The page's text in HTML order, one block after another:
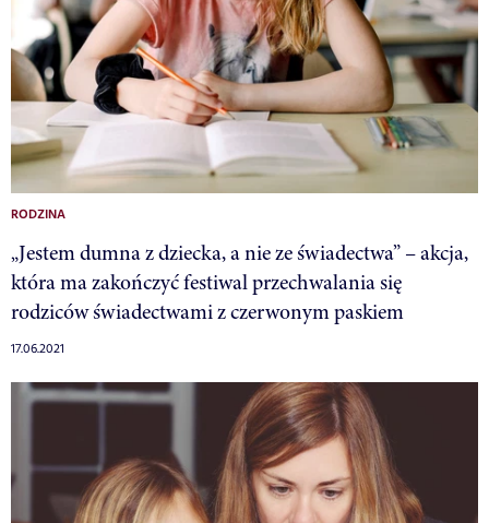
RODZINA
„Jestem dumna z dziecka, a nie ze świadectwa” – akcja,
która ma zakończyć festiwal przechwalania się
rodziców świadectwami z czerwonym paskiem
17.06.2021